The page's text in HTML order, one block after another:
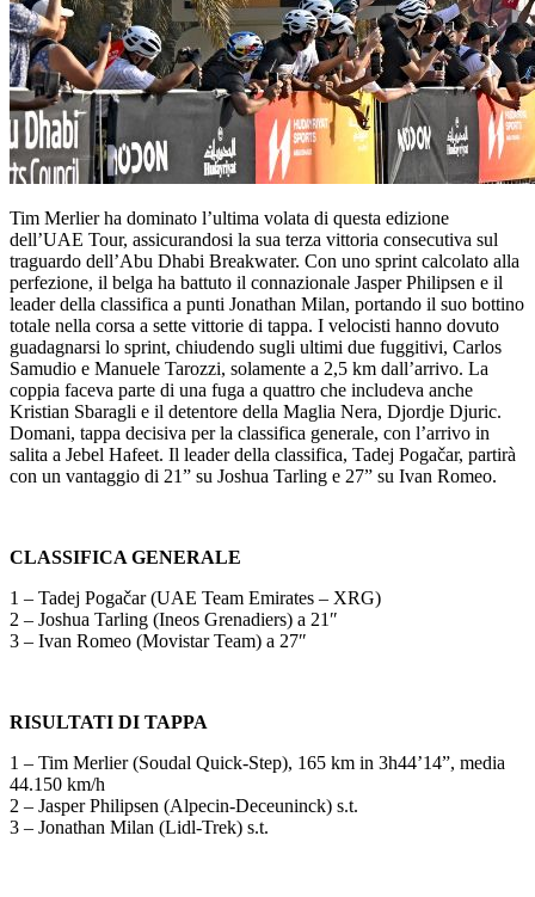
Tim Merlier ha dominato l’ultima volata di questa edizione
dell’UAE Tour, assicurandosi la sua terza vittoria consecutiva sul
traguardo dell’Abu Dhabi Breakwater. Con uno sprint calcolato alla
perfezione, il belga ha battuto il connazionale Jasper Philipsen e il
leader della classifica a punti Jonathan Milan, portando il suo bottino
totale nella corsa a sette vittorie di tappa. I velocisti hanno dovuto
guadagnarsi lo sprint, chiudendo sugli ultimi due fuggitivi, Carlos
Samudio e Manuele Tarozzi, solamente a 2,5 km dall’arrivo. La
coppia faceva parte di una fuga a quattro che includeva anche
Kristian Sbaragli e il detentore della Maglia Nera, Djordje Djuric.
Domani, tappa decisiva per la classifica generale, con l’arrivo in
salita a Jebel Hafeet. Il leader della classifica, Tadej Pogačar, partirà
con un vantaggio di 21” su Joshua Tarling e 27” su Ivan Romeo.
CLASSIFICA GENERALE
1 – Tadej Pogačar (UAE Team Emirates – XRG)
2 – Joshua Tarling (Ineos Grenadiers) a 21″
3 – Ivan Romeo (Movistar Team) a 27″
RISULTATI DI TAPPA
1 – Tim Merlier (Soudal Quick-Step), 165 km in 3h44’14”, media
44.150 km/h
2 – Jasper Philipsen (Alpecin-Deceuninck) s.t.
3 – Jonathan Milan (Lidl-Trek) s.t.